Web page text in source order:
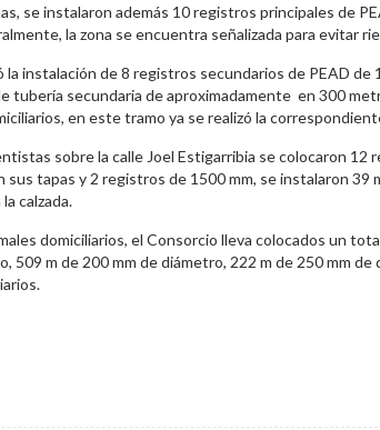
se instalaron además 10 registros principales de
la zona se encuentra señalizada para evitar
instalación de 8 registros secundarios de PEAD de
tubería secundaria de aproximadamente en 300
en este tramo ya se realizó la
sobre la calle Joel Estigarribia se colocaron 12
sus tapas y 2 registros de 1500 mm, se instalaron 39
calzada.
domiciliarios, el Consorcio lleva colocados un
509 m de 200 mm de diámetro, 222 m de 250 mm